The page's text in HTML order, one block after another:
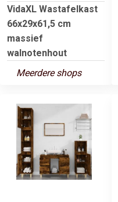
VidaXL Wastafelkast
66x29x61,5 cm
massief
walnotenhout
Meerdere shops